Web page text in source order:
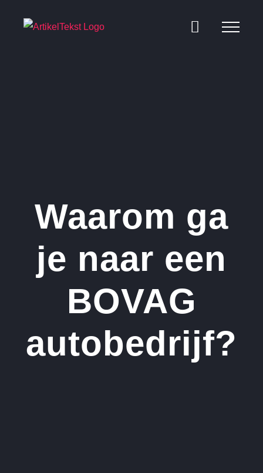
Waarom ga
je naar een
BOVAG
autobedrijf?